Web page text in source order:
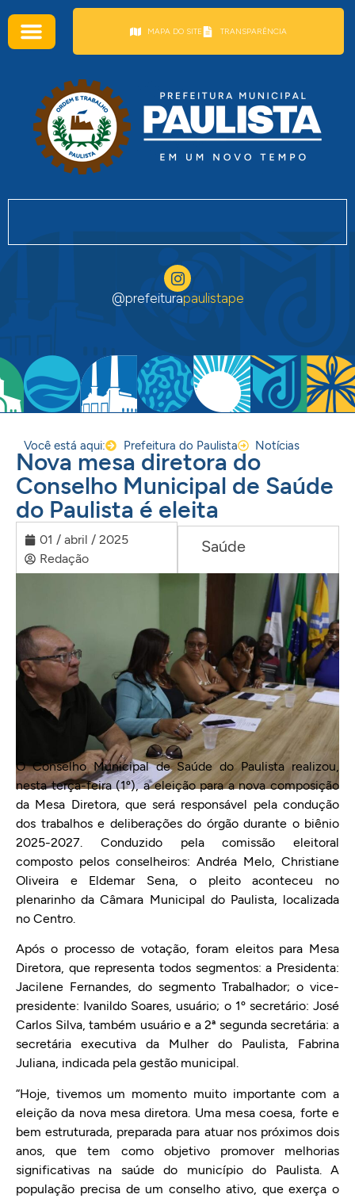
MAPA DO SITE TRANSPARÊNCIA
@prefeiturapaulistape
Você está aqui: Prefeitura do Paulista Notícias
Nova mesa diretora do
Conselho Municipal de Saúde
do Paulista é eleita
01 / abril / 2025
Redação
Saúde
O Conselho Municipal de Saúde do Paulista realizou,
nesta terça-feira (1º), a eleição para a nova composição
da Mesa Diretora, que será responsável pela condução
dos trabalhos e deliberações do órgão durante o biênio
2025-2027. Conduzido pela comissão eleitoral
composto pelos conselheiros: Andréa Melo, Christiane
Oliveira e Eldemar Sena, o pleito aconteceu no
plenarinho da Câmara Municipal do Paulista, localizada
no Centro.
Após o processo de votação, foram eleitos para Mesa
Diretora, que representa todos segmentos: a Presidenta:
Jacilene Fernandes, do segmento Trabalhador; o vice-
presidente: Ivanildo Soares, usuário; o 1º secretário: José
Carlos Silva, também usuário e a 2ª segunda secretária: a
secretária executiva da Mulher do Paulista, Fabrina
Juliana, indicada pela gestão municipal.
“Hoje, tivemos um momento muito importante com a
eleição da nova mesa diretora. Uma mesa coesa, forte e
bem estruturada, preparada para atuar nos próximos dois
anos, que tem como objetivo promover melhorias
significativas na saúde do município do Paulista. A
população precisa de um conselho ativo, que exerça o